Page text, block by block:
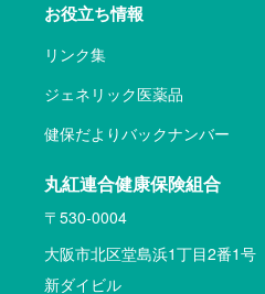
お役立ち情報
リンク集
ジェネリック医薬品
健保だよりバックナンバー
丸紅連合健康保険組合
〒530-0004
大阪市北区堂島浜1丁目2番1号
新ダイビル